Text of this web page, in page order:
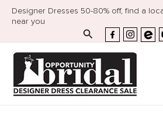
Designer Dresses 50-80% off, find a
near you
Search